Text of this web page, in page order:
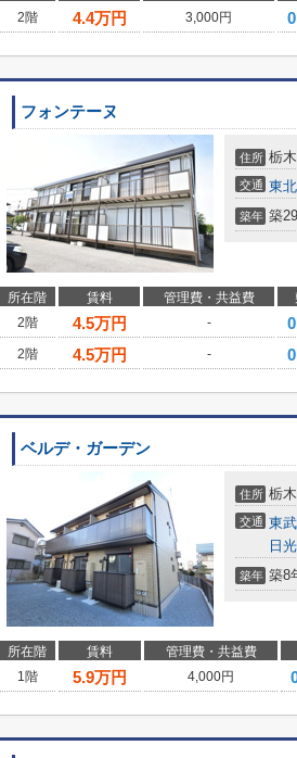
2階
4.4万円 3,000円
フォンテーヌ
住所 栃
交通 東
築年 築
所在階 賃料 管理費・共益費
2階
4.5万円 -
2階
4.5万円 -
ベルデ・ガーデン
住所 栃
交通 東
日
築年 築8
所在階 賃料 管理費・共益費
1階
5.9万円 4,000円